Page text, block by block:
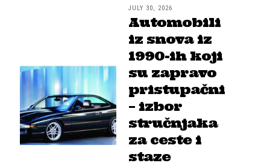
JULY 30, 2026
Automobili
iz snova iz
1990-ih koji
su zapravo
pristupačni
– izbor
stručnjaka
za ceste i
staze